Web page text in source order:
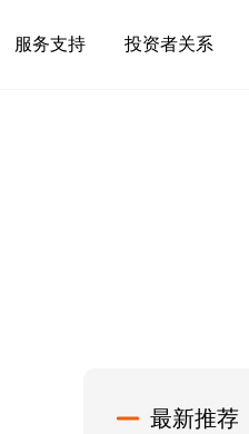
服务支持 投资者关系
最新推荐